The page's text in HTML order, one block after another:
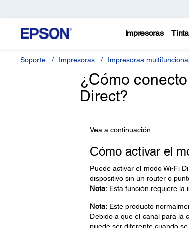
Impresoras
Soporte Impresoras Impresoras
¿Cómo
Direct?
Vea a continuación.
Cómo activar el
Puede activar el modo Wi-Fi
dispositivo sin un router o
Nota:Esta función requiere la
Nota:Este producto
Debido a que el canal para la